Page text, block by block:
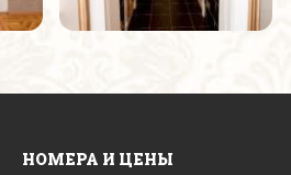
НОМЕРА И ЦЕНЫ